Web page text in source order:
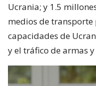
Ucrania; y 1.5
medios de
capacidades de
y el tráfico de armas